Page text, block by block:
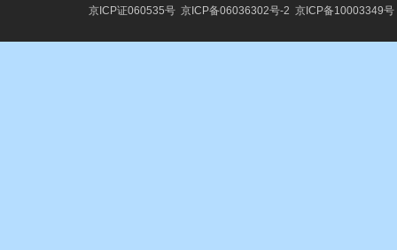
京ICP证060535号 京ICP备06036302号-2 京ICP备10003349号